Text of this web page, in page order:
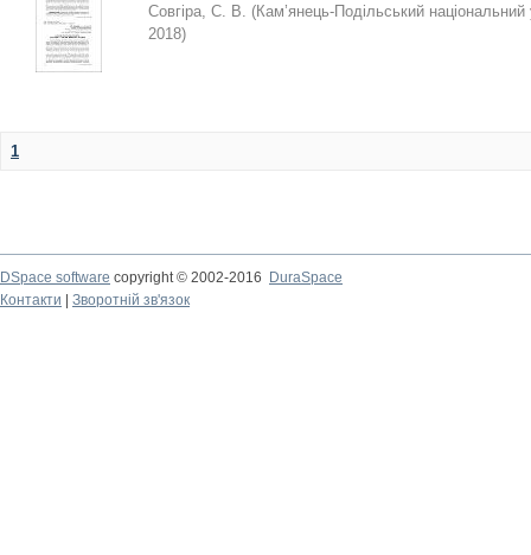
Совгіра, С. В. (Кам’янець-Подільський національний
2018)
1
DSpace software copyright © 2002-2016
DuraSpace
Контакти
Зворотній зв'язок